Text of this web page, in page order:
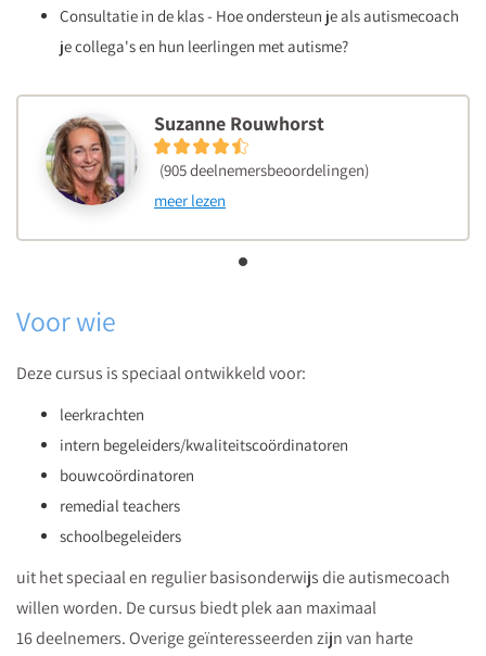
Consultatie in de klas - Hoe ondersteun je als autismecoach
je collega's en hun leerlingen met autisme?
Suzanne Rouwhorst
(905 deelnemersbeoordelingen)
meer lezen
Voor wie
Deze cursus is speciaal ontwikkeld voor:
leerkrachten
intern begeleiders/kwaliteitscoördinatoren
bouwcoördinatoren
remedial teachers
schoolbegeleiders
uit het speciaal en regulier basisonderwijs die autismecoach
willen worden. De cursus biedt plek aan maximaal
16 deelnemers. Overige geïnteresseerden zijn van harte